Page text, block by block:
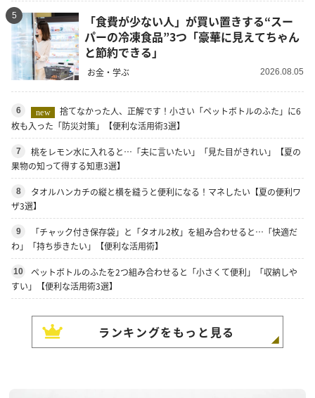
5
「食費が少ない人」が買い置きする“スー
パーの冷凍食品”3つ「豪華に見えてちゃん
と節約できる」
お金・学ぶ 2026.08.05
6 new
捨てなかった人、正解です！小さい「ペットボトルのふた」に6
枚も入った「防災対策」【便利な活用術3選】
7
桃をレモン水に入れると…「夫に言いたい」「見た目がきれい」【夏の
果物の知って得する知恵3選】
8
タオルハンカチの縦と横を縫うと便利になる！マネしたい【夏の便利ワ
ザ3選】
9
「チャック付き保存袋」と「タオル2枚」を組み合わせると…「快適だ
わ」「持ち歩きたい」【便利な活用術】
10
ペットボトルのふたを2つ組み合わせると「小さくて便利」「収納しや
すい」【便利な活用術3選】
ランキングをもっと見る